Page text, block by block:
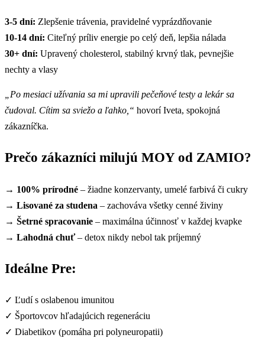
3-5 dní: Zlepšenie trávenia, pravidelné vyprázdňovanie
10-14 dní: Citeľný príliv energie po celý deň, lepšia nálada
30+ dní: Upravený cholesterol, stabilný krvný tlak, pevnejšie
nechty a vlasy
„Po mesiaci užívania sa mi upravili pečeňové testy a lekár sa
čudoval. Cítim sa sviežo a ľahko,“ hovorí Iveta, spokojná
zákazníčka.
Prečo zákazníci milujú MOY od ZAMIO?
→ 100% prírodné – žiadne konzervanty, umelé farbivá či cukry
→ Lisované za studena – zachováva všetky cenné živiny
→ Šetrné spracovanie – maximálna účinnosť v každej kvapke
→ Lahodná chuť– detox nikdy nebol tak príjemný
Ideálne Pre:
✓ Ľudí s oslabenou imunitou
✓ Športovcov hľadajúcich regeneráciu
✓ Diabetikov (pomáha pri polyneuropatii)